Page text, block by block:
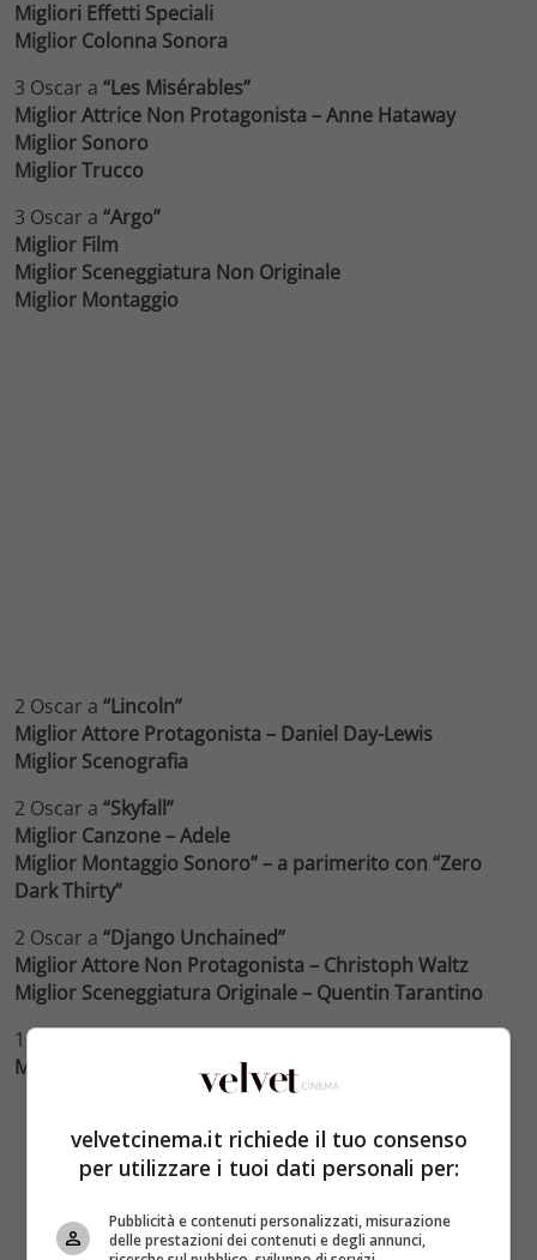
Migliori Effetti Speciali
Miglior Colonna Sonora
3 Oscar a “Les Misérables”
Miglior Attrice Non Protagonista – Anne Hataway
Miglior Sonoro
Miglior Trucco
3 Oscar a “Argo”
Miglior Film
Miglior Sceneggiatura Non Originale
Miglior Montaggio
2 Oscar a “Lincoln”
Miglior Attore Protagonista – Daniel Day-Lewis
Miglior Scenografia
2 Oscar a “Skyfall”
Miglior Canzone – Adele
Miglior Montaggio Sonoro” – a parimerito con “Zero
Dark Thirty”
2 Oscar a “Django Unchained”
Miglior Attore Non Protagonista – Christoph Waltz
Miglior Sceneggiatura Originale – Quentin Tarantino
1 Oscar a
Miglior Attrice Protagonista – Jennifer Lawrence
velvetcinema.it richiede il tuo consenso
per utilizzare i tuoi dati personali per:
Pubblicità e contenuti personalizzati, misurazione
delle prestazioni dei contenuti e degli annunci,